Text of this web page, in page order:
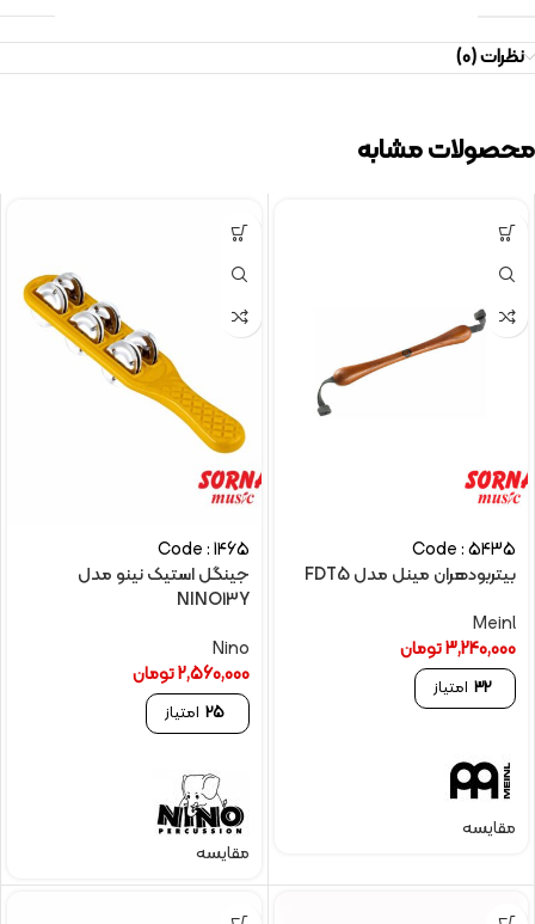
نظرات (0)
محصولات مشابه
Code : 5435
بیتربودهران مینل مدل FDT5
Meinl
3,240,000تومان
32 امتیاز
مقایسه
Code : 1465
جینگل استیک نینو مدل
NINO13Y
Nino
2,560,000تومان
25 امتیاز
مقایسه